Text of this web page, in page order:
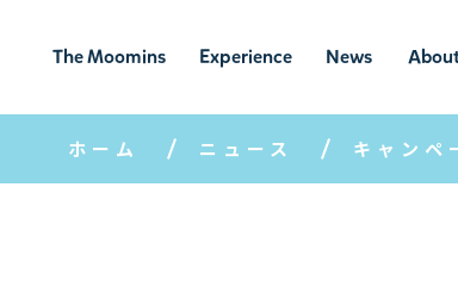
The Moomins
ムーミンの
世界
Experience
ムーミンの世
界を楽しむ
News
ニュ
ース
ムー
につい
ホーム ニュース キャンペ